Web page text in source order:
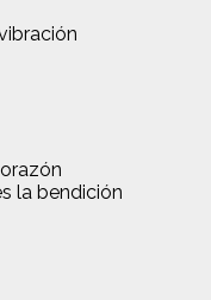
la bendición